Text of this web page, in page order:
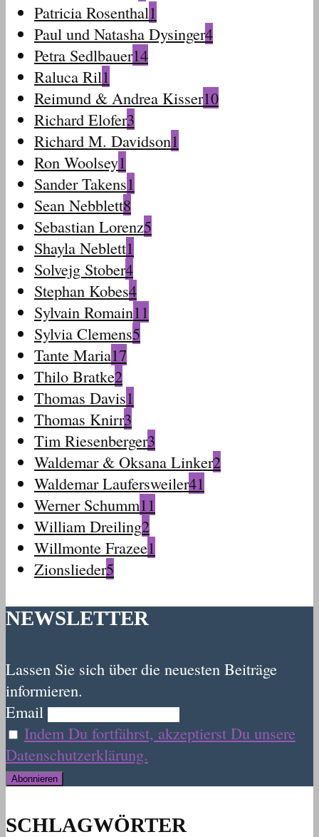
Patricia Rosenthal1
Paul und Natasha Dysinger4
Petra Sedlbauer14
Raluca Ril1
Reimund & Andrea Kisser10
Richard Elofer3
Richard M. Davidson1
Ron Woolsey1
Sander Takens1
Sean Nebblett8
Sebastian Lorenz5
Shayla Neblett1
Solvejg Stober4
Stephan Kobes4
Sylvain Romain11
Sylvia Clemens5
Tante Maria17
Thilo Bratke2
Thomas Davis1
Thomas Knirr3
Tim Riesenberger3
Waldemar & Oksana Linker2
Waldemar Laufersweiler41
Werner Schumm11
William Dreiling2
Willmonte Frazee1
Zionslieder5
NEWSLETTER
Lassen Sie sich über die neuesten Beiträge
informieren.
Email
Indem Du fortfährst, akzeptierst Du unsere
Datenschutzerklärung.
SCHLAGWÖRTER